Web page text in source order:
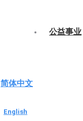
公益事业
简体中文
English